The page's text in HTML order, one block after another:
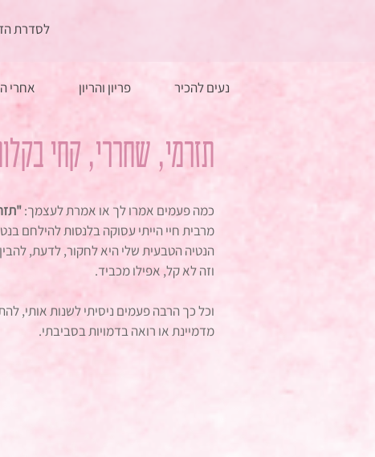
לסדרת
נעים להכיר פריון והריון אחרי
תזרמי, שחררי, קחי
כמה פעמים אמרו לך או אמרת לעצמך:
מרבית חיי הייתי עסוקה בלנסות להילחם
הנטיה הטבעית שלי היא לחקור, לדעת,
וזה לא קל, אפילו מכביד.
וכל כך הרבה פעמים ניסיתי לשנות אותי,
מדמיינת או רואה בדמויות בסביבתי.